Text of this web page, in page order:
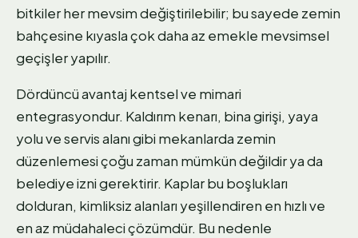
bitkiler her mevsim değiştirilebilir; bu sayede zemin
bahçesine kıyasla çok daha az emekle mevsimsel
geçişler yapılır.
Dördüncü avantaj kentsel ve mimari
entegrasyondur. Kaldırım kenarı, bina girişi, yaya
yolu ve servis alanı gibi mekanlarda zemin
düzenlemesi çoğu zaman mümkün değildir ya da
belediye izni gerektirir. Kaplar bu boşlukları
dolduran, kimliksiz alanları yeşillendiren en hızlı ve
en az müdahaleci çözümdür. Bu nedenle